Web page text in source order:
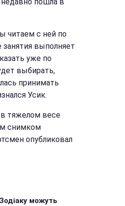
читаем с ней по
выполняет
уже по
выбирать,
принимать
Усик.
в тяжелом весе
снимком
опубликовал
можуть